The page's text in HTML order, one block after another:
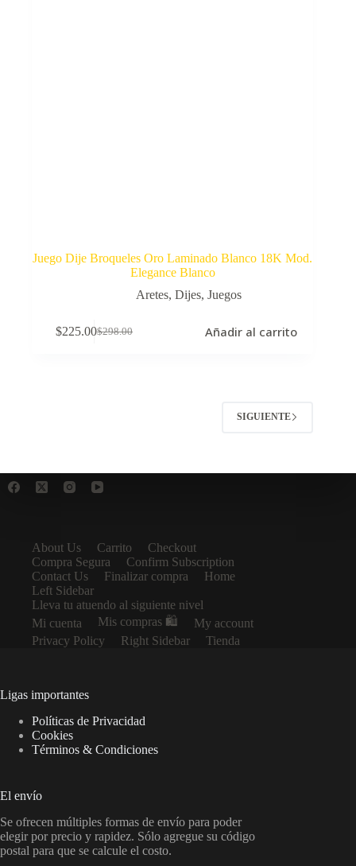
Juego Dije Broqueles Oro Laminado Blanco 18K Mod.
Elegance Blanco
Aretes, Dijes, Juegos
$298.00
El
$225.00El
Añadir al carrito
SIGUIENTE
About Us Carrito
Checkout
Compra Segura
Confirm Subscription
Contact Us
Finalizar compra
Home
Left Sidebar
Lleva tu atuendo al siguiente nivel
Mi cuenta
Mis compras 🛍️
My account
Privacy Policy
Right Sidebar Tienda
Ligas importantes
Políticas de Privacidad
Cookies
Términos & Condiciones
El envío
Se ofrecen múltiples formas de envío para poder
elegir por precio y rapidez. Sólo agregue su código
postal para que se calcule el costo.